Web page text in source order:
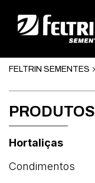
FELTRIN SEMENTES
PRODUTOS
Hortaliças
Condimentos